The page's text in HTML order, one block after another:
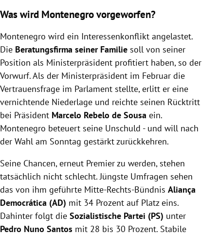
Was wird Montenegro vorgeworfen?
Montenegro wird ein Interessenkonflikt angelastet.
Die Beratungsfirma seiner Familie soll von seiner
Position als Ministerpräsident profitiert haben, so der
Vorwurf. Als der Ministerpräsident im Februar die
Vertrauensfrage im Parlament stellte, erlitt er eine
vernichtende Niederlage und reichte seinen Rücktritt
bei Präsident Marcelo Rebelo de Sousa ein.
Montenegro beteuert seine Unschuld - und will nach
der Wahl am Sonntag gestärkt zurückkehren.
Seine Chancen, erneut Premier zu werden, stehen
tatsächlich nicht schlecht. Jüngste Umfragen sehen
das von ihm geführte Mitte-Rechts-Bündnis Aliança
Democrática (AD) mit 34 Prozent auf Platz eins.
Dahinter folgt die Sozialistische Partei (PS) unter
Pedro Nuno Santos mit 28 bis 30 Prozent. Stabile